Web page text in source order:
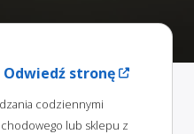
Odwiedź stronę
codziennymi
lub sklepu z